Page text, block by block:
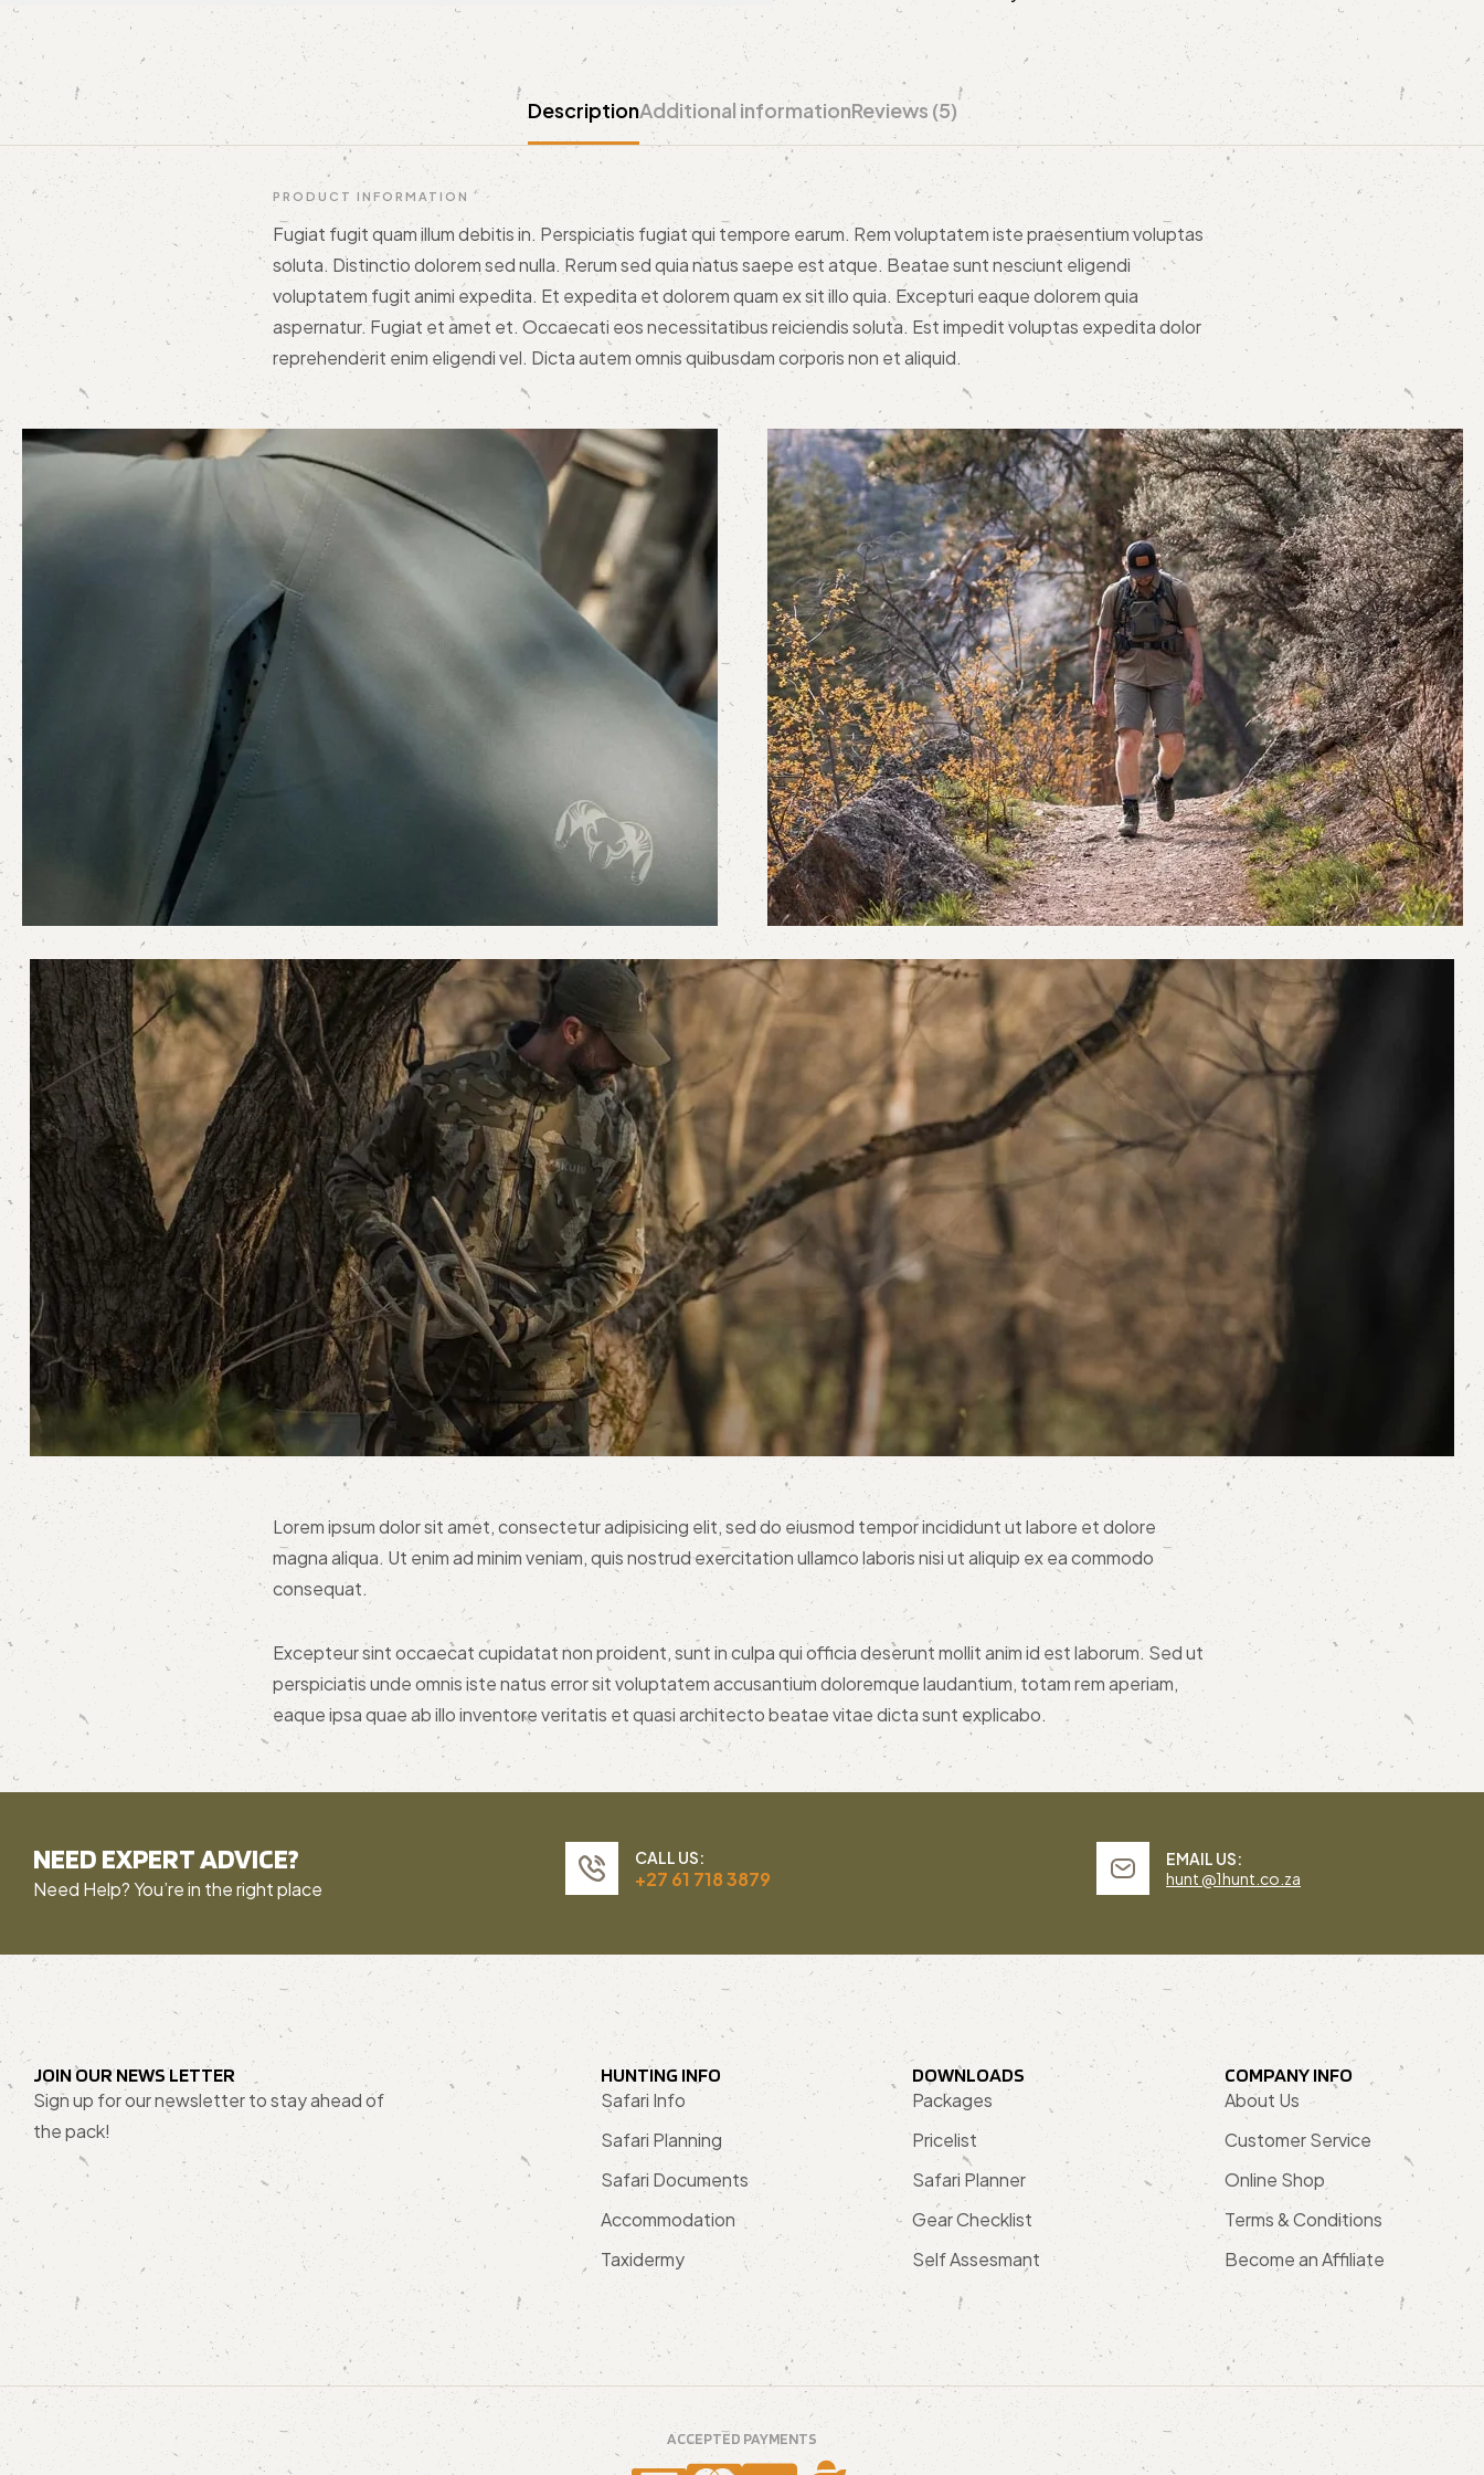
DescriptionAdditional informationReviews (5)
PRODUCT INFORMATION
Fugiat fugit quam illum debitis in. Perspiciatis fugiat qui tempore earum. Rem voluptatem iste praesentium voluptas
soluta. Distinctio dolorem sed nulla. Rerum sed quia natus saepe est atque. Beatae sunt nesciunt eligendi
voluptatem fugit animi expedita. Et expedita et dolorem quam ex sit illo quia. Excepturi eaque dolorem quia
aspernatur. Fugiat et amet et. Occaecati eos necessitatibus reiciendis soluta. Est impedit voluptas expedita dolor
reprehenderit enim eligendi vel. Dicta autem omnis quibusdam corporis non et aliquid.
Lorem ipsum dolor sit amet, consectetur adipisicing elit, sed do eiusmod tempor incididunt ut labore et dolore
magna aliqua. Ut enim ad minim veniam, quis nostrud exercitation ullamco laboris nisi ut aliquip ex ea commodo
consequat.
Excepteur sint occaecat cupidatat non proident, sunt in culpa qui officia deserunt mollit anim id est laborum. Sed ut
perspiciatis unde omnis iste natus error sit voluptatem accusantium doloremque laudantium, totam rem aperiam,
eaque ipsa quae ab illo inventore veritatis et quasi architecto beatae vitae dicta sunt explicabo.
NEED EXPERT ADVICE?
Need Help? You’re in the right place
CALL US:
+27 61 718 3879
EMAIL US:
hunt @1hunt.co.za
JOIN OUR NEWS LETTER
Sign up for our newsletter to stay ahead of
the pack!
HUNTING INFO
Safari Info
Safari Planning
Safari Documents
Accommodation
Taxidermy
DOWNLOADS
Packages
Pricelist
Safari Planner
Gear Checklist
Self Assesmant
COMPANY INFO
About Us
Customer Service
Online Shop
Terms & Conditions
Become an Affiliate
ACCEPTED PAYMENTS